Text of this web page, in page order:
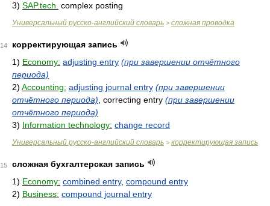
3) SAP.tech. complex posting
Универсальный русско-английский словарь > сложная проводка
14
корректирующая запись
1) Economy: adjusting entry (при завершении отчётного
периода)
2) Accounting: adjusting journal entry (при завершении
отчётного периода) , correcting entry (при завершении
отчётного периода)
3) Information technology: change record
Универсальный русско-английский словарь > корректирующая запись
15
сложная бухгалтерская запись
1) Economy: combined entry, compound entry
2) Business: compound journal entry